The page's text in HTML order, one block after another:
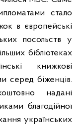
стало
в європейські
посольств у
бібліотеках
книжкові
серед біженців.
надані
благодійної
українських